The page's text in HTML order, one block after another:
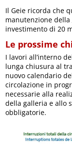
Il Geie ricorda che
manutenzione
investimento di 20
Le prossime
I lavori all’interno
lunga chiusura al
nuovo calendario
circolazione in
necessarie alla
della galleria e allo
obbligatorie.